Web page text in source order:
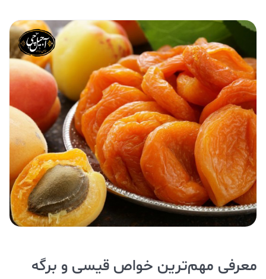
معرفی مهم‌ترین خواص قیسی و برگه